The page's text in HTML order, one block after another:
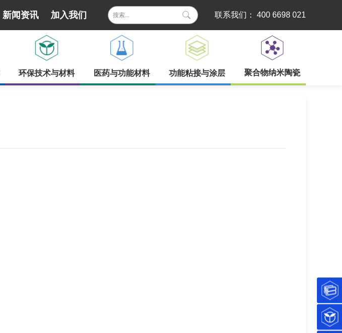
新闻资讯 加入我们 联系我们： 400 6698 021
环保技术与材料 医药与功能材料 功能粘接与涂层 聚合物纳米陶瓷